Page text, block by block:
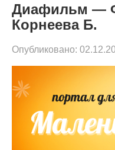
Диафильм —
Корнеева Б.
Опубликовано: